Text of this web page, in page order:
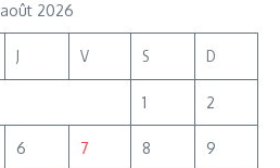
août 2026
J V S D
1 2
6 7 8 9